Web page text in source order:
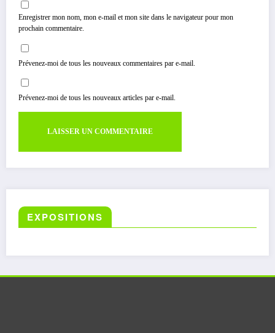
Enregistrer mon nom, mon e-mail et mon site dans le navigateur pour mon
prochain commentaire.
Prévenez-moi de tous les nouveaux commentaires par e-mail.
Prévenez-moi de tous les nouveaux articles par e-mail.
EXPOSITIONS